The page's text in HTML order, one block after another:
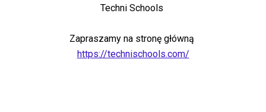
Techni Schools
Zapraszamy na stronę główną
https://technischools.com/